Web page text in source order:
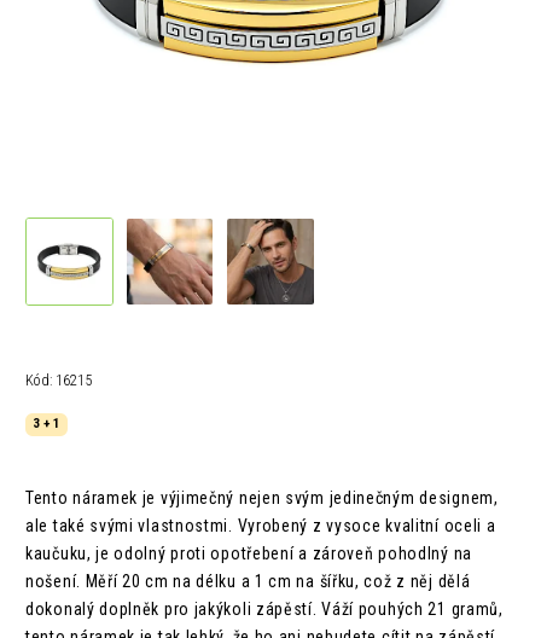
Kód: 16215
3 + 1
Tento náramek je výjimečný nejen svým jedinečným designem,
ale také svými vlastnostmi. Vyrobený z vysoce kvalitní oceli a
kaučuku, je odolný proti opotřebení a zároveň pohodlný na
nošení. Měří 20 cm na délku a 1 cm na šířku, což z něj dělá
dokonalý doplněk pro jakýkoli zápěstí. Váží pouhých 21 gramů,